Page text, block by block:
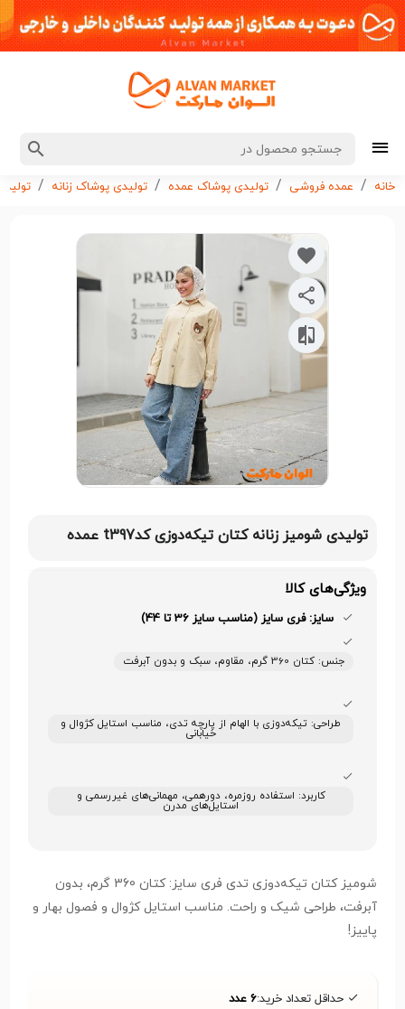
خانه عمده فروشی تولیدی پوشاک عمده تولیدی پوشاک زنانه
تولیدی شومیز زنانه کتان تیکه‌دوزی کدt397 عمده
ویژگی‌های کالا
سایز: فری سایز (مناسب سایز 36 تا 44)
جنس: کتان 360 گرم، مقاوم، سبک و بدون آبرفت
طراحی: تیکه‌دوزی با الهام از پارچه تدی، مناسب استایل کژوال و
خیابانی
کاربرد: استفاده روزمره، دورهمی، مهمانی‌های غیررسمی و
استایل‌های مدرن
شومیز کتان تیکه‌دوزی تدی فری سایز: کتان 360 گرم، بدون
آبرفت، طراحی شیک و راحت. مناسب استایل کژوال و فصول بهار و
پاییز!
حداقل تعداد خرید:6 عدد